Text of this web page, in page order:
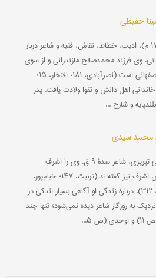
حفیظی
محمد سعید (د ۱۱۱۶ ق / ۱۷۰۴ م)، ادیب، خطاط، نقاش، فقیه و شاعر دربار
وی فرزند محمدصالح مازندرانی و از سوی
مادر نوۀ محمد تقی مجلسی اصفهانی است (نصرآبادی، ۱۸۱؛ افتخار، ۱۵؛
۹). او در خاندانی اهل دانش و تقوا ولادت یافت. پدر
و شارح ...
محمد سیدی
ابوعلی حسین بن حسن مراغی تبریزی، شاعر سدۀ ۹ ق. وی را اشرف
خیابانی، اشرف هراتی و درویش اشرف نیز گفته‌اند (تربیت، ۱۴۷؛ خیام‌پور،
۴۳، ۴۴؛ اته، ۱۷۸؛ نخجوانی، ۳۱۲). دربارۀ زندگی او آگاهی بسیار اندكی در
به روزگار شاعر دیده نمی‌شود؛ تنها چند
۵...